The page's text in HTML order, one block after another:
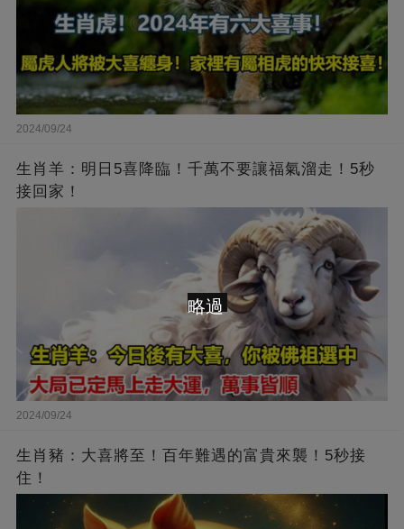
2024/09/24
生肖羊：明日5喜降臨！千萬不要讓福氣溜走！5秒
接回家！
2024/09/24
生肖豬：大喜將至！百年難遇的富貴來襲！5秒接
住！
略過